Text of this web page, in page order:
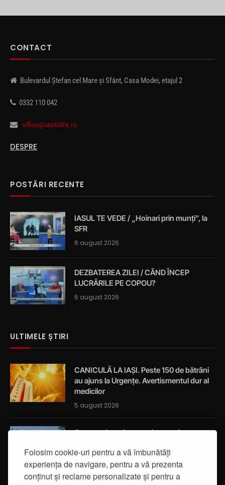
Folosim cookie-uri pentru a vă îmbunătăți
experiența de navigare, pentru a vă prezenta
conținut și reclame personalizate și pentru a
CONTACT
Bulevardul Ștefan cel Mare și Sfânt, Casa Modei, etajul 2
0332 110 042
office@iasitvlife.ro
DESPRE
POSTĂRI RECENTE
IASUL TE VEDE / „Hoinari prin munți”, la
SFR
6 august 2026
DEZBATEREA ZILEI / CÂND ÎNCEP
LUCRĂRILE PE COPOU?
6 august 2026
ULTIMELE ȘTIRI
CANICULĂ LA IAȘI. Peste 150 de bătrâni
au ajuns la Urgențe. Avertismentul dur al
medicilor
5 august 2026
Cum a salvat viața a trei oameni un
întâmplător prin localitatea Breazu
5 august 2026